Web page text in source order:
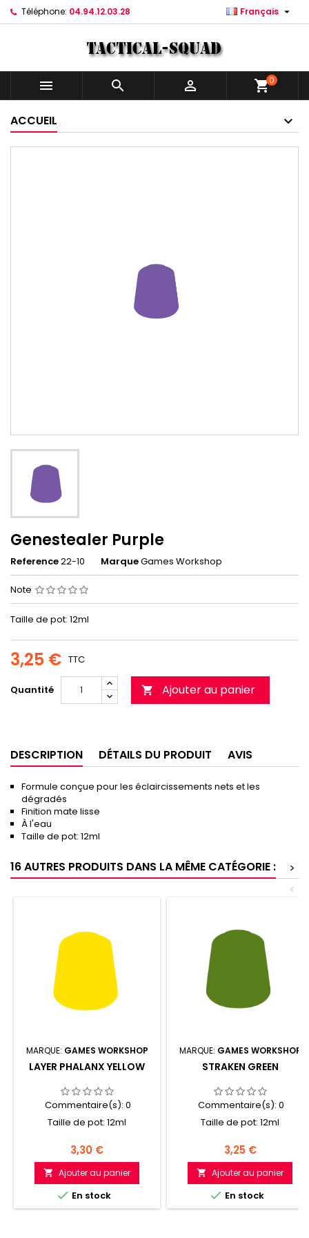
Téléphone: 04.94.12.03.28 Français 
   shopping_cart0
ACCUEIL
Genestealer Purple
Reference22-10 MarqueGames Workshop
Note
Taille de pot: 12ml
3,25 € TTC
Quantité  Ajouter au panier
DESCRIPTION DÉTAILS DU PRODUIT AVIS
Formule conçue pour les éclaircissements nets et les
dégradés
Finition mate lisse
À l'eau
Taille de pot: 12ml
16 AUTRES PRODUITS DANS LA MÊME CATÉGORIE :
>
<
MARQUE: GAMES WORKSHOP
LAYER PHALANX YELLOW
Commentaire(s): 0
Taille de pot: 12ml
Prix
3,30 €
 Ajouter au panier
 En stock
MARQUE: GAMES WORKSHOP
STRAKEN GREEN
Commentaire(s): 0
Taille de pot: 12ml
Prix
3,25 €
 Ajouter au panier
 En stock